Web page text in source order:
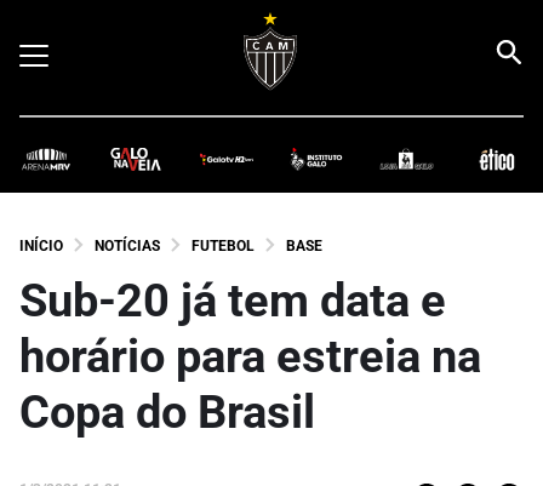
INÍCIO NOTÍCIAS FUTEBOL BASE
Sub-20 já tem data e
horário para estreia na
Copa do Brasil